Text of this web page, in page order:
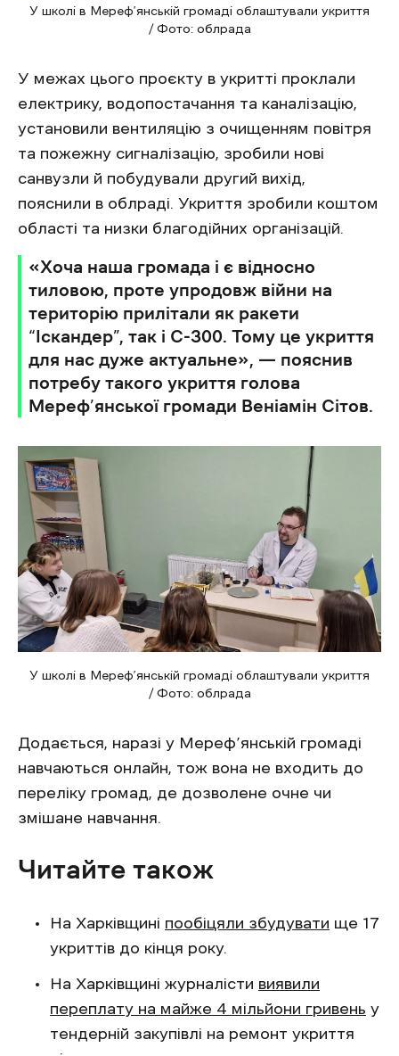
У школі в Мереф’янській громаді облаштували укриття
/ Фото: облрада
У межах цього проєкту в укритті проклали
електрику, водопостачання та каналізацію,
установили вентиляцію з очищенням повітря
та пожежну сигналізацію, зробили нові
санвузли й побудували другий вихід,
пояснили в облраді. Укриття зробили коштом
області та низки благодійних організацій.
«Хоча наша громада і є відносно
тиловою, проте упродовж війни на
територію прилітали як ракети
“Іскандер”, так і С-300. Тому це укриття
для нас дуже актуальне», — пояснив
потребу такого укриття голова
Мереф’янської громади Веніамін Сітов.
У школі в Мереф’янській громаді облаштували укриття
/ Фото: облрада
Додається, наразі у Мереф’янській громаді
навчаються онлайн, тож вона не входить до
переліку громад, де дозволене очне чи
змішане навчання.
Читайте також
На Харківщині пообіцяли збудувати ще 17
укриттів до кінця року.
На Харківщині журналісти виявили
переплату на майже 4 мільйони гривень у
тендерній закупівлі на ремонт укриття